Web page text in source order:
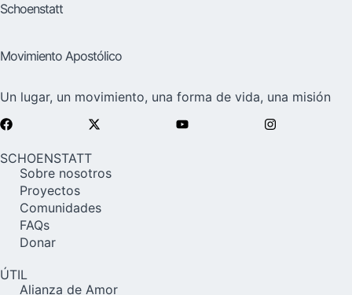
Schoenstatt
Movimiento Apostólico
Un lugar, un movimiento, una forma de vida, una misión
SCHOENSTATT
Sobre nosotros
Proyectos
Comunidades
FAQs
Donar
ÚTIL
Alianza de Amor